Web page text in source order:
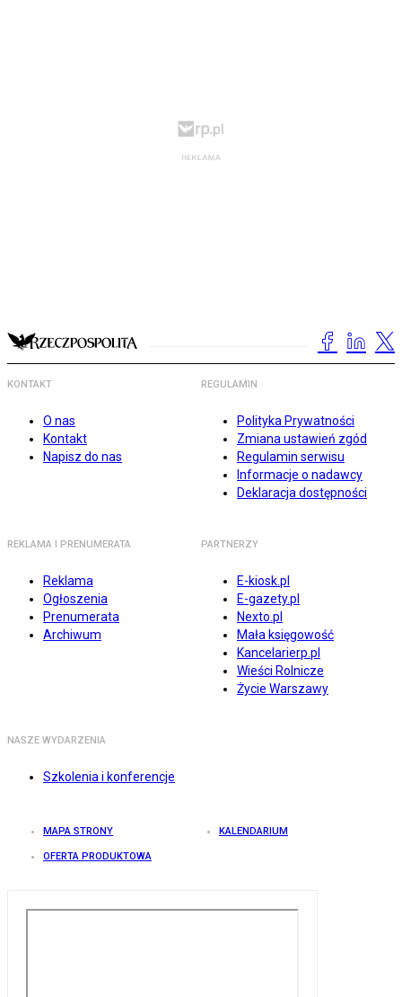
KONTAKT
O nas
Kontakt
Napisz do nas
REGULAMIN
Polityka Prywatności
Zmiana ustawień zgód
Regulamin serwisu
Informacje o nadawcy
Deklaracja dostępności
REKLAMA I PRENUMERATA
Reklama
Ogłoszenia
Prenumerata
Archiwum
PARTNERZY
E-kiosk.pl
E-gazety.pl
Nexto.pl
Mała księgowość
Kancelarierp.pl
Wieści Rolnicze
Życie Warszawy
NASZE WYDARZENIA
Szkolenia i konferencje
MAPA STRONY KALENDARIUM
OFERTA PRODUKTOWA